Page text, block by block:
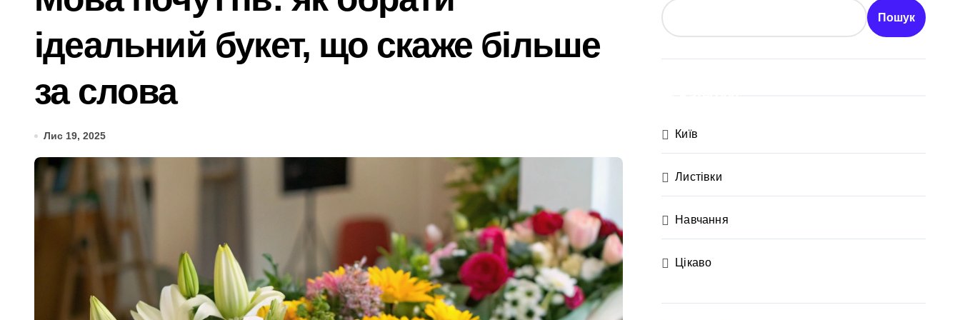
Ракетний удар по Києву: BOOKCHEF втратив більше 100 тисяч книг та всі свої запаси
Сучасні технології нічного бачення та як вони розвиваються
У Києві усунули витік 100 літрів аміаку після удару рф
Виявлено переплату понад 16,5 млн грн у закупівлі серверів: поліція Києва висунула підозру посадовцю Державної служби зайнятості
У Київському суді прийняли рішення щодо організатора ботоферми для російського сервісу
Прощальний «джекпот» на 83 мільйони: як керівник київської швидкої віддав бюджетні кошти шахраям
У Київській області 6 серпня вшанують пам’ять жертв російської агресії
«Зловмисна схема в Києві: корупція у службі в тилу на суму 26 тисяч доларів»
«Метро не зможе вмістити всіх»: після трагедії на станції «Квітнева» у Києві пропонують збільшити кількість бетонних укриттів
Розвиток резервного теплопостачання в Києві: місто разом з Агентством відновлення укладають контракти на понад 1,5 ГВт потужностей
ідеальний букет, що скаже більше
за слова
Лис 19, 2025
Пошук
Київ
Листівки
Навчання
Цікаво